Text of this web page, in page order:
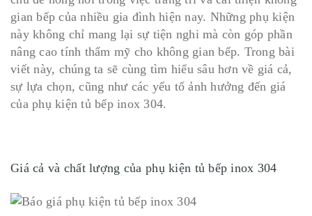
gian bếp của nhiều gia đình hiện nay. Những phụ kiện
này không chỉ mang lại sự tiện nghi mà còn góp phần
nâng cao tính thẩm mỹ cho không gian bếp. Trong bài
viết này, chúng ta sẽ cùng tìm hiểu sâu hơn về giá cả,
sự lựa chọn, cũng như các yếu tố ảnh hưởng đến giá
của phụ kiện tủ bếp inox 304.
Giá cả và chất lượng của phụ kiện tủ bếp inox 304